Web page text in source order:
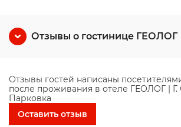
Отзывы о гостинице ГЕОЛОГ
Отзывы гостей написаны
после проживания в отеле ГЕОЛОГ | Г.
Парковка
Оставить отзыв